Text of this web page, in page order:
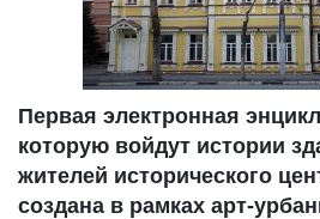
Первая электронная
которую войдут истории
жителей исторического
создана в рамках арт-